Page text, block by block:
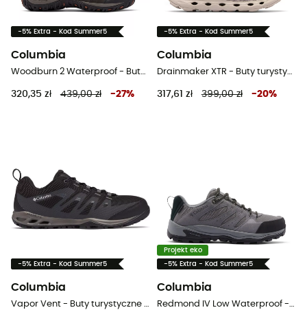
-5% Extra - Kod Summer5
Columbia
Woodburn 2 Waterproof - Buty turystyczne meskie
320,35 zł 439,00 zł -27%
-5% Extra - Kod Summer5
Columbia
Drainmaker XTR - Buty turystyczne damskie
317,61 zł 399,00 zł -20%
-5% Extra - Kod Summer5
Columbia
Vapor Vent - Buty turystyczne meskie
Projekt eko
-5% Extra - Kod Summer5
Columbia
Redmond IV Low Waterproof - Buty turystyczne meskie